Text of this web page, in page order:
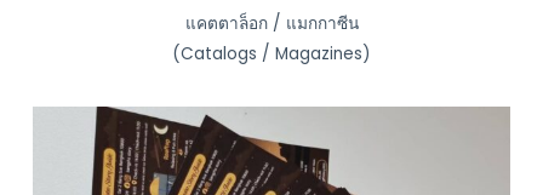
แคตตาล็อก / แมกกาซีน
(Catalogs / Magazines)